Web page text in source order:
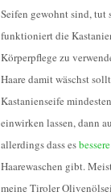
Seifen gewohnt sind, tut
funktioniert die
Körperpflege zu
Haare damit wäschst
Kastanienseife
einwirken lassen, dann
allerdings dass es
Haarewaschen gibt.
meine Tiroler